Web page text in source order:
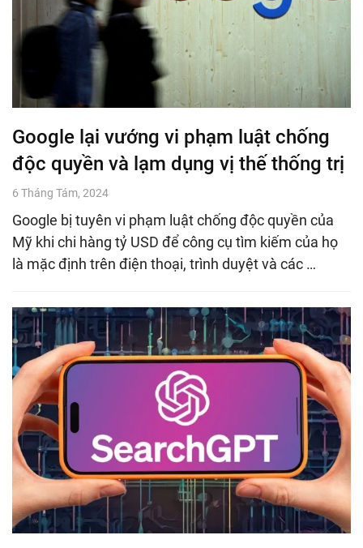
Google lại vướng vi phạm luật chống
độc quyền và lạm dụng vị thế thống trị
6 Tháng Tám, 2024
Google bị tuyên vi phạm luật chống độc quyền của
Mỹ khi chi hàng tỷ USD để công cụ tìm kiếm của họ
là mặc định trên điện thoại, trình duyệt và các …